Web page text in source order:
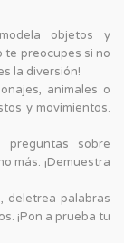
objetos y
te preocupes si no
la diversión!
animales o
y movimientos.
preguntas sobre
más. ¡Demuestra
deletrea palabras
¡Pon a prueba tu